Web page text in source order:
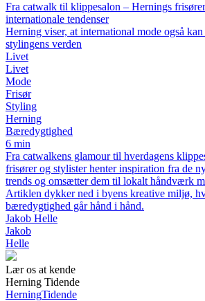
Fra catwalk til klippesalon – Hernings
internationale tendenser
Herning viser, at international mode også
stylingens verden
Livet
Livet
Mode
Frisør
Styling
Herning
Bæredygtighed
6 min
Fra catwalkens glamour til hverdagens
frisører og stylister henter inspiration fra de
trends og omsætter dem til lokalt håndværk
Artiklen dykker ned i byens kreative miljø,
bæredygtighed går hånd i hånd.
Jakob Helle
Jakob
Helle
Lær os at kende
Herning Tidende
HerningTidende